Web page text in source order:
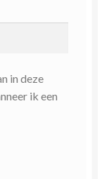
in deze
ik een